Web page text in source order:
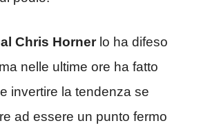
Chris Hornerlo ha difeso
nelle ultime ore ha fatto
invertire la tendenza se
ad essere un punto fermo